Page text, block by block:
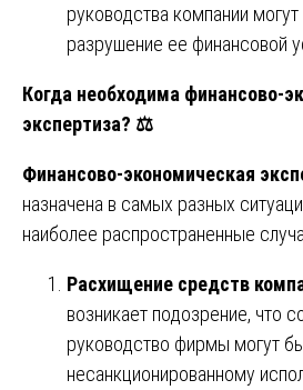
руководства компании
разрушение ее финансовой
Когда необходима финансово-
экспертиза? ⚖️
Финансово-экономическая
назначена в самых разных
наиболее распространенные
Расхищение средств
возникает подозрение, что
руководство фирмы могут
несанкционированному